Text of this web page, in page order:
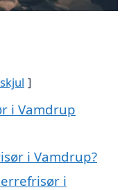
skjul
i Vamdrup
i Vamdrup?
i